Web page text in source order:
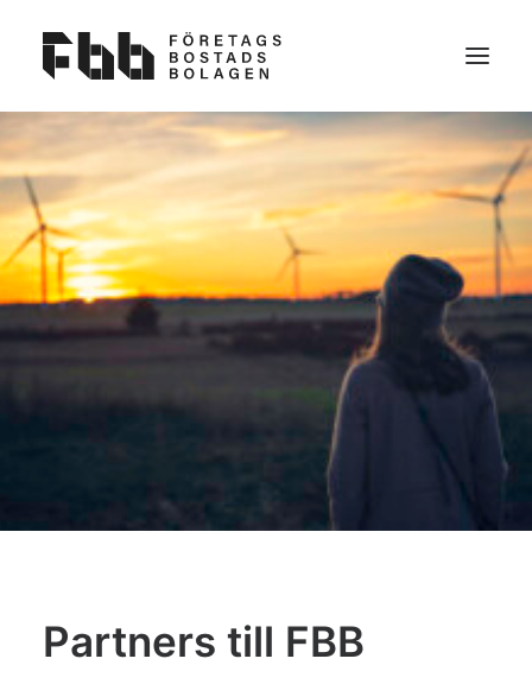
OM OSS
VAD VI VILL
KONTAKT
BLI MEDLEM
NYHETER
VAD ÄR EN FÖRETAGSBOSTAD?
SEARCH
Partners till FBB